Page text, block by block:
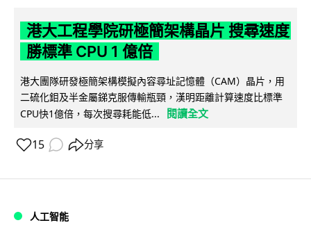
港大工程學院研極簡架構晶片 搜尋速度
勝標準 CPU 1 億倍
港大團隊研發極簡架構模擬內容尋址記憶體（CAM）晶片，用
二硫化鉬及半金屬銻克服傳輸瓶頸，漢明距離計算速度比標準
CPU快1億倍，每次搜尋耗能低...
閱讀全文
15 分享
人工智能